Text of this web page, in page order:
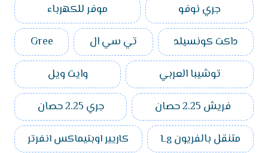
جري نوفو
موفر للكهرباء
داكت كونسيلد
تي سي ال
Gree
توشيبا العربي
وايت ويل
فريش 2.25 حصان
جري 2.25 حصان
متنقل بالفريون Lg
كاريير اوبتيماكس انفرتر